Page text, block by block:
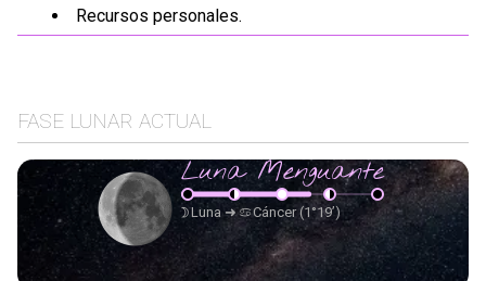
Recursos personales.
FASE LUNAR ACTUAL
Luna Menguante
Luna➜ Cáncer (1°19’)